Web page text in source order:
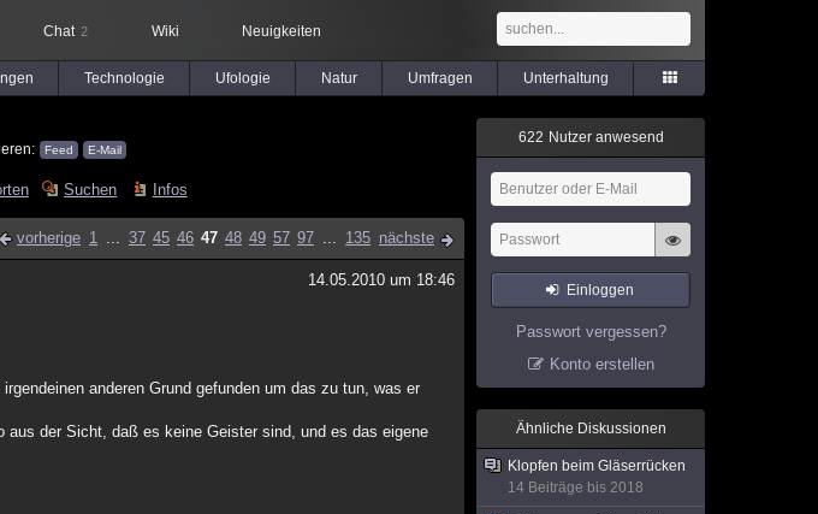
Chat 2 Wiki Neuigkeiten
Technologie Ufologie Natur Umfragen Unterhaltung
Feed E-Mail
Suchen Infos
vorherige 1 ... 37 45 46 47 48 49 57 97 ... 135 nächste
14.05.2010 um 18:46
anderen Grund gefunden um das zu tun, was er
aus der Sicht, daß es keine Geister sind, und es das eigene
622 Nutzer anwesend
Einloggen
Passwort vergessen?
Konto erstellen
Ähnliche Diskussionen
Klopfen beim Gläserrücken
14 Beiträge bis 2018